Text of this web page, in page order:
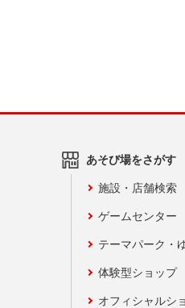
あそび場をさがす
施設・店舗検索
ゲームセンター
テーマパーク・
体験型ショップ
オフィシャルシ